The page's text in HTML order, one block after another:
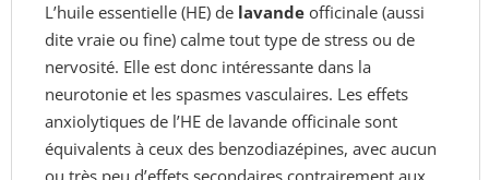
L’huile essentielle (HE) de lavande officinale (aussi
dite vraie ou fine) calme tout type de stress ou de
nervosité. Elle est donc intéressante dans la
neurotonie et les spasmes vasculaires. Les effets
anxiolytiques de l’HE de lavande officinale sont
équivalents à ceux des benzodiazépines, avec aucun
ou très peu d’effets secondaires,contrairement aux